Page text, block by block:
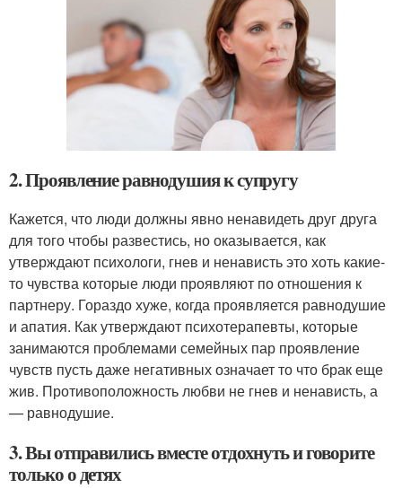
2. Проявление равнодушия к супругу
Кажется, что люди должны явно ненавидеть друг друга
для того чтобы развестись, но оказывается, как
утверждают психологи, гнев и ненависть это хоть какие-
то чувства которые люди проявляют по отношения к
партнеру. Гораздо хуже, когда проявляется равнодушие
и апатия. Как утверждают психотерапевты, которые
занимаются проблемами семейных пар проявление
чувств пусть даже негативных означает то что брак еще
жив. Противоположность любви не гнев и ненависть, а
— равнодушие.
3. Вы отправились вместе отдохнуть и говорите
только о детях